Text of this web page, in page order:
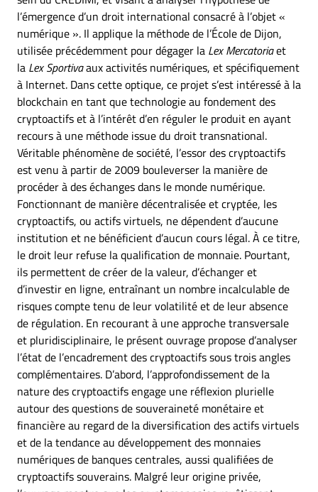
l’émergence d’un droit international consacré à l’objet «
numérique ». Il applique la méthode de l’École de Dijon,
utilisée précédemment pour dégager la Lex Mercatoriaet
la Lex Sportivaaux activités numériques, et spécifiquement
à Internet. Dans cette optique, ce projet s’est intéressé à la
blockchain en tant que technologie au fondement des
cryptoactifs et à l’intérêt d’en réguler le produit en ayant
recours à une méthode issue du droit transnational.
Véritable phénomène de société, l’essor des cryptoactifs
est venu à partir de 2009 bouleverser la manière de
procéder à des échanges dans le monde numérique.
Fonctionnant de manière décentralisée et cryptée, les
cryptoactifs, ou actifs virtuels, ne dépendent d’aucune
institution et ne bénéficient d’aucun cours légal. À ce titre,
le droit leur refuse la qualification de monnaie. Pourtant,
ils permettent de créer de la valeur, d’échanger et
d’investir en ligne, entraînant un nombre incalculable de
risques compte tenu de leur volatilité et de leur absence
de régulation. En recourant à une approche transversale
et pluridisciplinaire, le présent ouvrage propose d’analyser
l’état de l’encadrement des cryptoactifs sous trois angles
complémentaires. D’abord, l’approfondissement de la
nature des cryptoactifs engage une réflexion plurielle
autour des questions de souveraineté monétaire et
financière au regard de la diversification des actifs virtuels
et de la tendance au développement des monnaies
numériques de banques centrales, aussi qualifiées de
cryptoactifs souverains. Malgré leur origine privée,